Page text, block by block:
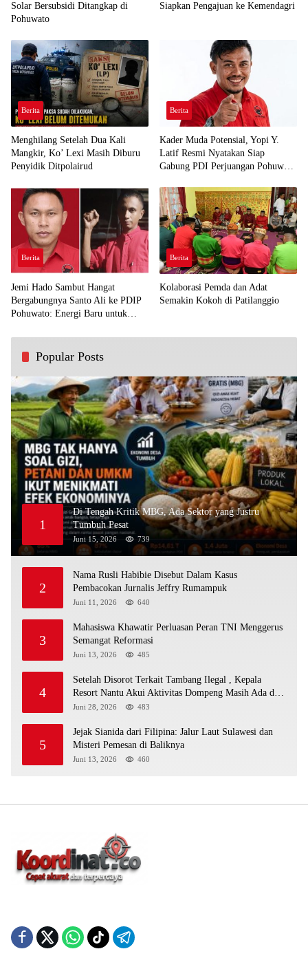
Solar Bersubsidi Ditangkap di
Pohuwato
Siapkan Pengajuan ke Kemendagri
Berita
Menghilang Setelah Dua Kali
Mangkir, Ko’ Lexi Masih Diburu
Penyidik Ditpolairud
Berita
Kader Muda Potensial, Yopi Y.
Latif Resmi Nyatakan Siap
Gabung PDI Perjuangan Pohuwato
Berita
Jemi Hado Sambut Hangat
Bergabungnya Santo Ali ke PDIP
Pohuwato: Energi Baru untuk
Berita
Kolaborasi Pemda dan Adat
Semakin Kokoh di Patilanggio
Popular Posts
1
Di Tengah Kritik MBG, Ada Sektor yang Justru
Tumbuh Pesat
Juni 15, 2026 739
2
Nama Rusli Habibie Disebut Dalam Kasus
Pembacokan Jurnalis Jeffry Rumampuk
Juni 11, 2026 640
3
Mahasiswa Khawatir Perluasan Peran TNI Menggerus
Semangat Reformasi
Juni 13, 2026 485
4
Setelah Disorot Terkait Tambang Ilegal , Kepala
Resort Nantu Akui Aktivitas Dompeng Masih Ada di
Kawasan Konservasi
Juni 28, 2026 483
5
Jejak Sianida dari Filipina: Jalur Laut Sulawesi dan
Misteri Pemesan di Baliknya
Juni 13, 2026 460